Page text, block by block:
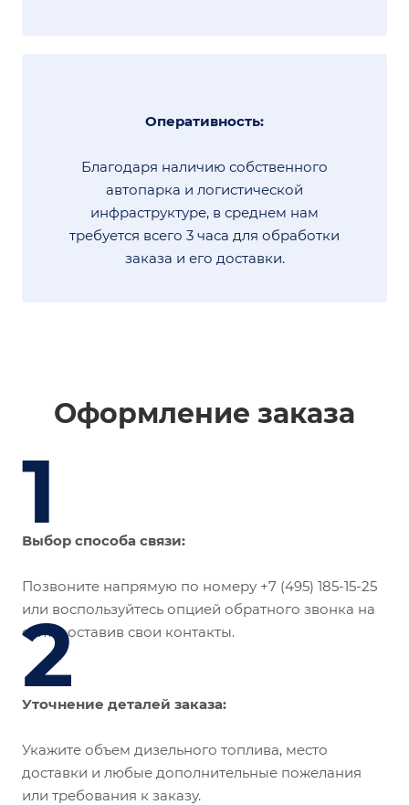
Оперативность:
Благодаря наличию собственного
автопарка и логистической
инфраструктуре, в среднем нам
требуется всего 3 часа для обработки
заказа и его доставки.
Оформление заказа
1
Выбор способа связи:
Позвоните напрямую по номеру +7 (495) 185-15-25
или воспользуйтесь опцией обратного звонка на
сайте, оставив свои контакты.
2
Уточнение деталей заказа:
Укажите объем дизельного топлива, место
доставки и любые дополнительные пожелания
или требования к заказу.